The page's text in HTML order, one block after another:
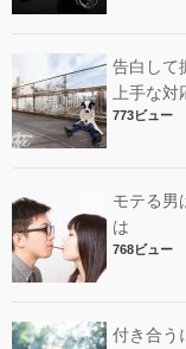
告白して
上手な対
773ビュー
モテる男
は
768ビュー
付き合う